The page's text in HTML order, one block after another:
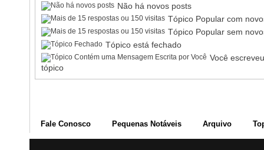
Não há novos posts
Tópico Popular com
Tópico Popular sem
Tópico está fechado
Você
tópico
Fale Conosco Pequenas Notáveis Arquivo